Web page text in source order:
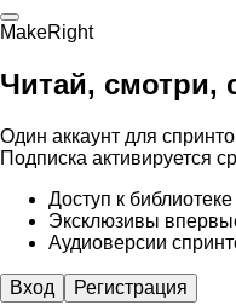
MakeRight
Читай, смотри,
Один аккаунт для
Подписка активируется
Доступ к
Эксклюзивы
Аудиоверсии
Вход Регистрация